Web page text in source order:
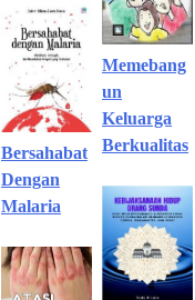
Bersahabat
Dengan
Malaria
Memebang
un
Keluarga
Berkualitas